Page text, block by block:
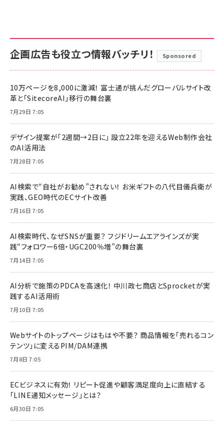
企画広告も役立つ情報バッチリ！ Sponsored
10万ページを8,000に激減！ 富士通が挑んだグローバルサイト改
革と「SitecoreAI」移行の舞台裏
7月29日 7:05
デザイン提案が「2週間→2日に」 設立22年を迎えるWeb制作会社
のAI活用法
7月28日 7:05
AI検索で“自社がお勧め”されない！ お米ギフトの八代目儀兵衛が
実践、GEO時代のECサイト改善
7月16日 7:05
AI検索時代、なぜSNSが重要？ フジドリームエアラインズが実
践“フォロワー6倍・UGC200％増”の舞台裏
7月14日 7:05
AI分析で施策のPDCAを高速化！ 中川政七商店とSprocketが実
践するAI活用術
7月10日 7:05
Webサイトのトップページはもはや不要？ 商品情報を「売れるコン
テンツ」に変えるPIM/DAM連携
7月8日 7:05
ECビジネスに有効！ リピート促進や顧客満足度向上に直結する
「LINE通知メッセージ」とは？
6月30日 7:05